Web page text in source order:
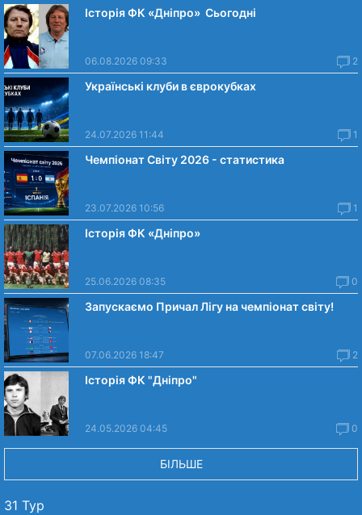
Історія ФК «Дніпро» Сьогодні
06.08.2026 09:33 2
Українські клуби в єврокубках
24.07.2026 11:44 1
Чемпіонат Світу 2026 - статистика
23.07.2026 10:56 1
Історія ФК «Дніпро»
25.06.2026 08:35 0
Запускаємо Причал Лігу на чемпіонат світу!
07.06.2026 18:47 2
Історія ФК "Дніпро"
24.05.2026 04:45 0
БІЛЬШЕ
31 Тур